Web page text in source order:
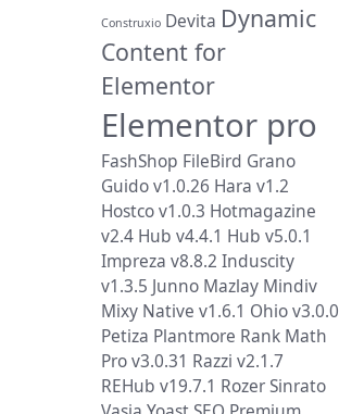
Construxio Devita Dynamic
Content for
Elementor
Elementor pro
FashShop FileBird Grano
Guido v1.0.26 Hara v1.2
Hostco v1.0.3 Hotmagazine
v2.4 Hub v4.4.1 Hub v5.0.1
Impreza v8.8.2 Induscity
v1.3.5 Junno Mazlay Mindiv
Mixy Native v1.6.1 Ohio v3.0.0
Petiza Plantmore Rank Math
Pro v3.0.31 Razzi v2.1.7
REHub v19.7.1 RozerSinrato